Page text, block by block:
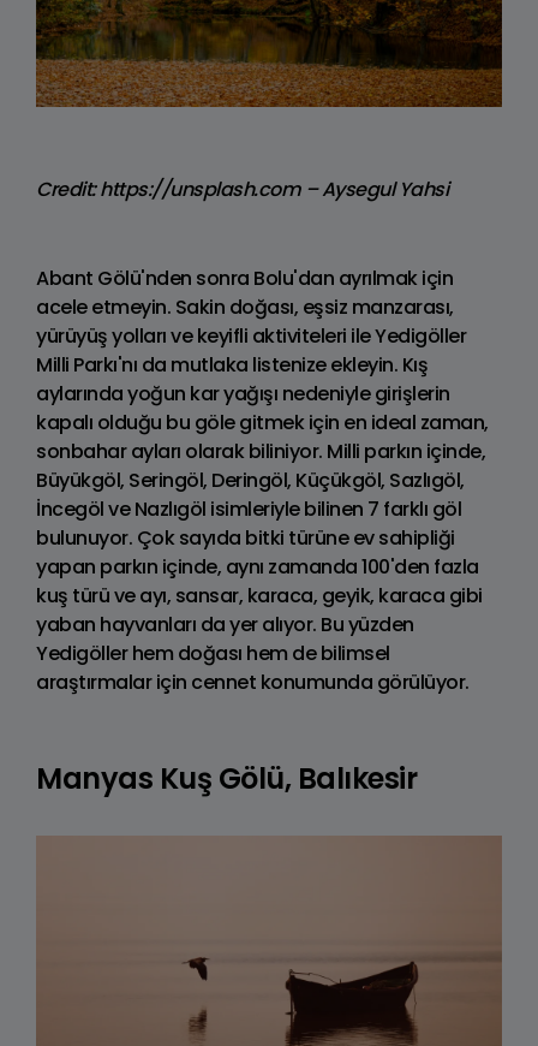
Credit: https://unsplash.com – Aysegul Yahsi
Abant Gölü'nden sonra Bolu'dan ayrılmak için
acele etmeyin. Sakin doğası, eşsiz manzarası,
yürüyüş yolları ve keyifli aktiviteleri ile Yedigöller
Milli Parkı'nı da mutlaka listenize ekleyin. Kış
aylarında yoğun kar yağışı nedeniyle girişlerin
kapalı olduğu bu göle gitmek için en ideal zaman,
sonbahar ayları olarak biliniyor. Milli parkın içinde,
Büyükgöl, Seringöl, Deringöl, Küçükgöl, Sazlıgöl,
İncegöl ve Nazlıgöl isimleriyle bilinen 7 farklı göl
bulunuyor. Çok sayıda bitki türüne ev sahipliği
yapan parkın içinde, aynı zamanda 100'den fazla
kuş türü ve ayı, sansar, karaca, geyik, karaca gibi
yaban hayvanları da yer alıyor. Bu yüzden
Yedigöller hem doğası hem de bilimsel
araştırmalar için cennet konumunda görülüyor.
Manyas Kuş Gölü, Balıkesir